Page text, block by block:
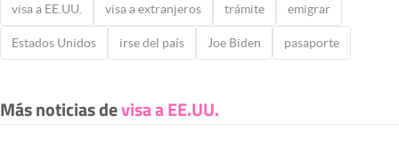
visa a EE.UU. visa a extranjeros trámite emigrar
Estados Unidos irse del país Joe Biden pasaporte
Más noticias devisa a EE.UU.